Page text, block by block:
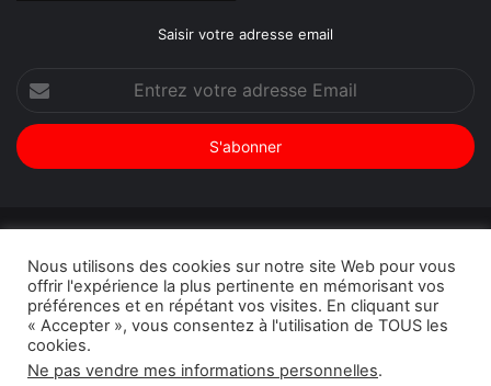
Saisir votre adresse email
votre
adresse
Email
DeltaPress| ConceptionDoucSoft Technologies
Annonces
Contact Politique de confidentialité
Facebook
TwitterLinkedinYouTubeInstagram
Nous utilisons des cookies sur notre site Web pour vous
offrir l'expérience la plus pertinente en mémorisant vos
préférences et en répétant vos visites. En cliquant sur
« Accepter », vous consentez à l'utilisation de TOUS les
cookies.
Ne pas vendre mes informations personnelles.